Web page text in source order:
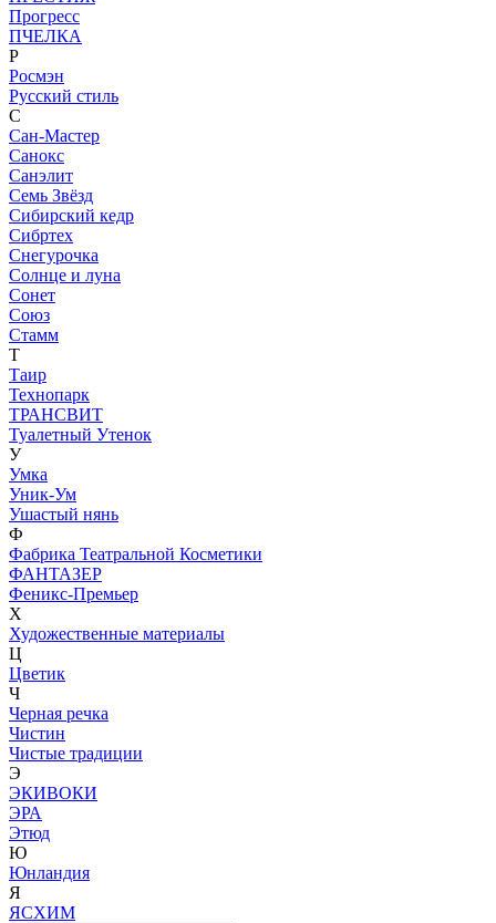
Прогресс
ПЧЕЛКА
Р
Росмэн
Русский стиль
С
Сан-Мастер
Санокс
Санэлит
Семь Звёзд
Сибирский кедр
Сибртех
Снегурочка
Солнце и луна
Сонет
Союз
Стамм
Т
Таир
Технопарк
ТРАНСВИТ
Туалетный Утенок
У
Умка
Уник-Ум
Ушастый нянь
Ф
Фабрика Театральной Косметики
ФАНТАЗЕР
Феникс-Премьер
Х
Художественные материалы
Ц
Цветик
Ч
Черная речка
Чистин
Чистые традиции
Э
ЭКИВОКИ
ЭРА
Этюд
Ю
Юнландия
Я
ЯСХИМ